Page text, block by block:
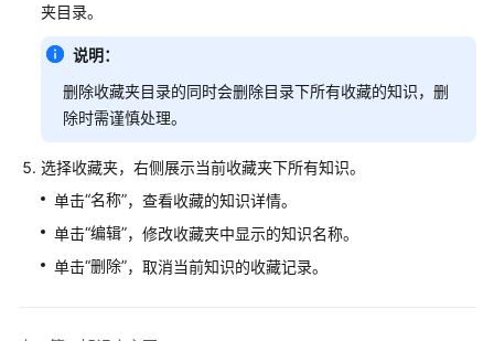
配
置
员
工
中
心
启
人
工
夹目录。
说明：
删除收藏夹目录的同时会删除目录下所有收藏的知识，删
除时需谨慎处理。
选择收藏夹，右侧展示当前收藏夹下所有知识。
单击“名称”，查看收藏的知识详情。
单击“编辑”，修改收藏夹中显示的知识名称。
单击“删除”，取消当前知识的收藏记录。